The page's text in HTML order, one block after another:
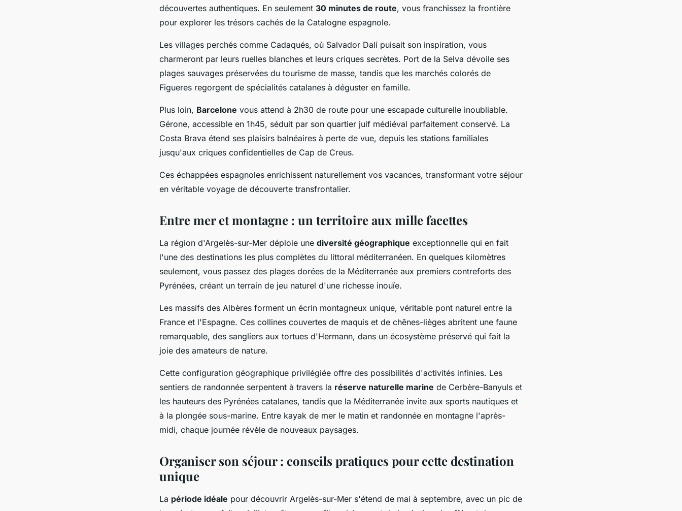
découvertes authentiques. En seulement 30 minutes de route, vous franchissez la frontière
pour explorer les trésors cachés de la Catalogne espagnole.
Les villages perchés comme Cadaqués, où Salvador Dalí puisait son inspiration, vous
charmeront par leurs ruelles blanches et leurs criques secrètes. Port de la Selva dévoile ses
plages sauvages préservées du tourisme de masse, tandis que les marchés colorés de
Figueres regorgent de spécialités catalanes à déguster en famille.
Plus loin, Barcelone vous attend à 2h30 de route pour une escapade culturelle inoubliable.
Gérone, accessible en 1h45, séduit par son quartier juif médiéval parfaitement conservé. La
Costa Brava étend ses plaisirs balnéaires à perte de vue, depuis les stations familiales
jusqu'aux criques confidentielles de Cap de Creus.
Ces échappées espagnoles enrichissent naturellement vos vacances, transformant votre séjour
en véritable voyage de découverte transfrontalier.
Entre mer et montagne : un territoire aux mille facettes
La région d'Argelès-sur-Mer déploie une diversité géographique exceptionnelle qui en fait
l'une des destinations les plus complètes du littoral méditerranéen. En quelques kilomètres
seulement, vous passez des plages dorées de la Méditerranée aux premiers contreforts des
Pyrénées, créant un terrain de jeu naturel d'une richesse inouïe.
Les massifs des Albères forment un écrin montagneux unique, véritable pont naturel entre la
France et l'Espagne. Ces collines couvertes de maquis et de chênes-lièges abritent une faune
remarquable, des sangliers aux tortues d'Hermann, dans un écosystème préservé qui fait la
joie des amateurs de nature.
Cette configuration géographique privilégiée offre des possibilités d'activités infinies. Les
sentiers de randonnée serpentent à travers la réserve naturelle marine de Cerbère-Banyuls et
les hauteurs des Pyrénées catalanes, tandis que la Méditerranée invite aux sports nautiques et
à la plongée sous-marine. Entre kayak de mer le matin et randonnée en montagne l'après-
midi, chaque journée révèle de nouveaux paysages.
Organiser son séjour : conseils pratiques pour cette destination
unique
La période idéale pour découvrir Argelès-sur-Mer s'étend de mai à septembre, avec un pic de